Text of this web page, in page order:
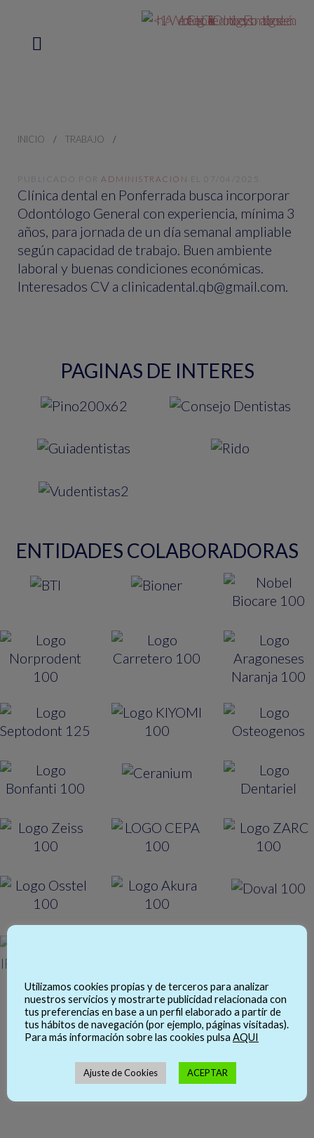
INICIO TRABAJO
PUBLICADO POR ADMINISTRACION EL 07/04/2025
Clínica dental en Ponferrada busca incorporar
Odontólogo General con experiencia, mínima 3
años, para jornada de un día semanal ampliable
según capacidad de trabajo. Buen ambiente
laboral y buenas condiciones económicas.
Interesados CV a clinicadental.qb@gmail.com.
PAGINAS DE INTERES
ENTIDADES COLABORADORAS
Utilizamos cookies propias y de terceros para analizar
nuestros servicios y mostrarte publicidad relacionada con
tus preferencias en base a un perfil elaborado a partir de
tus hábitos de navegación (por ejemplo, páginas visitadas).
Para más información sobre las cookies pulsa AQUI
Ajuste de Cookies ACEPTAR